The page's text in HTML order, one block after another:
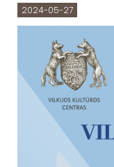
2024-05-27